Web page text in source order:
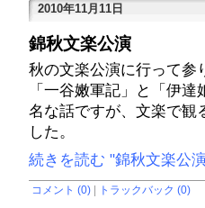
2010年11月11日
錦秋文楽公演
秋の文楽公演に行って参
「一谷嫩軍記」と「伊
名な話ですが、文楽で観
した。
続きを読む "錦秋文楽公
コメント (0) トラックバック (0)